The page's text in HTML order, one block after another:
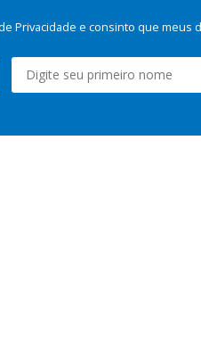
Privacidade e consinto que